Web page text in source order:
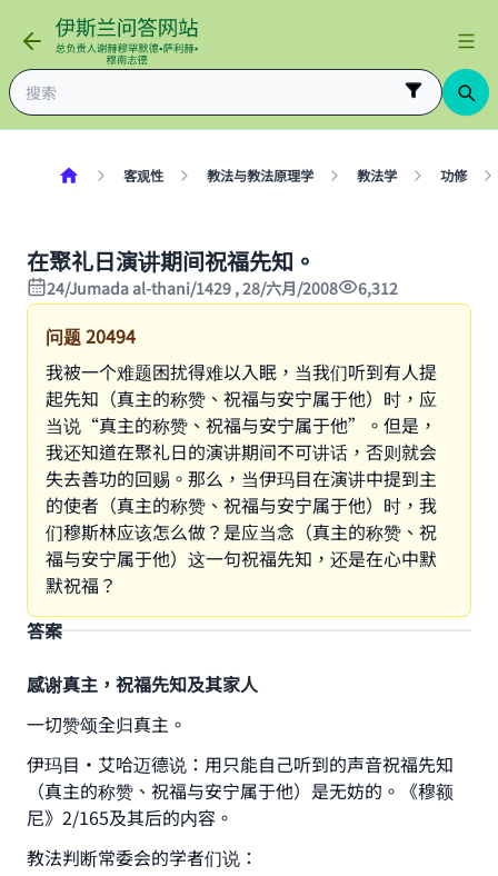
客观性 教法与教法原理学 教法学 功修
在聚礼日演讲期间祝福先知。
24/Jumada al-thani/1429 , 28/六月/2008 6,312
问题20494
我被一个难题困扰得难以入眠，当我们听到有人提
起先知（真主的称赞、祝福与安宁属于他）时，应
当说“真主的称赞、祝福与安宁属于他”。但是，
我还知道在聚礼日的演讲期间不可讲话，否则就会
失去善功的回赐。那么，当伊玛目在演讲中提到主
的使者（真主的称赞、祝福与安宁属于他）时，我
们穆斯林应该怎么做？是应当念（真主的称赞、祝
福与安宁属于他）这一句祝福先知，还是在心中默
默祝福？
答案
感谢真主，祝福先知及其家人
一切赞颂全归真主。
伊玛目·艾哈迈德说：用只能自己听到的声音祝福先知
（真主的称赞、祝福与安宁属于他）是无妨的。《穆额
尼》2/165及其后的内容。
教法判断常委会的学者们说：
Make an impact on millions of lives
with your contribution today